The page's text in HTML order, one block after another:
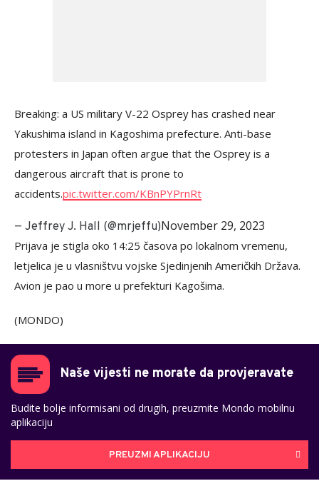
Breaking: a US military V-22 Osprey has crashed near
Yakushima island in Kagoshima prefecture. Anti-base
protesters in Japan often argue that the Osprey is a
dangerous aircraft that is prone to
accidents.pic.twitter.com/KBnPYPrnRt
— Jeffrey J. Hall (@mrjeffu)November 29, 2023
Prijava je stigla oko 14:25 časova po lokalnom vremenu,
letjelica je u vlasništvu vojske Sjedinjenih Američkih Država.
Avion je pao u more u prefekturi Kagošima.
(MONDO)
Naše vijesti ne morate da provjeravate
Budite bolje informisani od drugih, preuzmite Mondo mobilnu
aplikaciju
PREUZMI APLIKACIJU